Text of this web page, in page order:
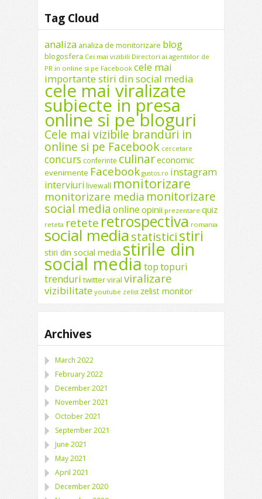
Tag Cloud
analiza analiza de monitorizare blog
blogosfera Cei mai vizibili Directori ai agentiilor de
PR in online si pe Facebook cele mai
importante stiri din social media
cele mai viralizate
subiecte in presa
online si pe bloguri
Cele mai vizibile branduri in
online si pe Facebook cercetare
concurs conferinte culinareconomic
evenimente Facebook gustos.ro instagram
interviuri livewall monitorizare
monitorizare media monitorizare
social media online opinii prezentare quiz
reteta retete retrospectiva romania
social mediastatisticistiri
stiri din social media stirile din
social media toptopuri
trenduri twitterviral viralizare
vizibilitate youtube zelist zelist monitor
Archives
March 2022
February 2022
December 2021
November 2021
October 2021
September 2021
June 2021
May 2021
April 2021
December 2020